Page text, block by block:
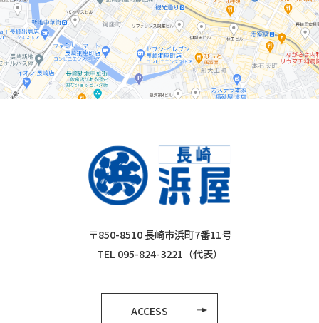
〒850-8510 長崎市浜町7番11号
TEL 095-824-3221（代表）
ACCESS